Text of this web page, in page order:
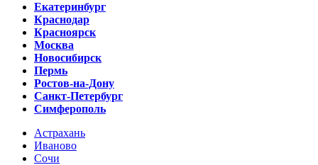
Екатеринбург
Краснодар
Красноярск
Москва
Новосибирск
Пермь
Ростов-на-Дону
Санкт-Петербург
Симферополь
Астрахань
Иваново
Сочи